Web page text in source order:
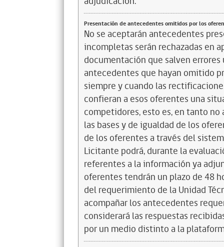
Presentación de antecedentes omitidos por los
No se aceptarán antecedentes
incompletas serán rechazadas en
documentación que salven
antecedentes que hayan omitido
siempre y cuando las
confieran a esos oferentes una
competidores, esto es, en tanto
las bases y de igualdad de los
de los oferentes a través del
Licitante podrá, durante la
referentes a la información ya
oferentes tendrán un plazo de 48
del requerimiento de la Unidad
acompañar los antecedentes
considerará las respuestas
por un medio distinto a la